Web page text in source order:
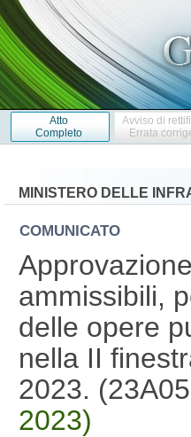
Atto
Completo
Avviso di
Errata
MINISTERO DELLE
COMUNICATO
ammissibili,
delle opere
nella II
2023.
2023)